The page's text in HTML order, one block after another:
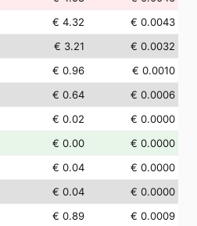
€ 4.32
€ 0.0043
€ 3.21
€ 0.0032
€ 0.96
€ 0.0010
€ 0.64
€ 0.0006
€ 0.02
€ 0.0000
€ 0.00
€ 0.0000
€ 0.04
€ 0.0000
€ 0.04
€ 0.0000
€ 0.89
€ 0.0009